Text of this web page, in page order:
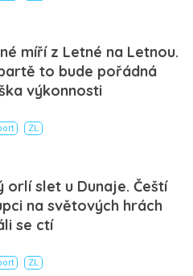
míří z Letné na Letnou.
to bude pořádná
výkonnosti
ZL
orlí slet u Dunaje. Čeští
na světových hrách
se ctí
ZL